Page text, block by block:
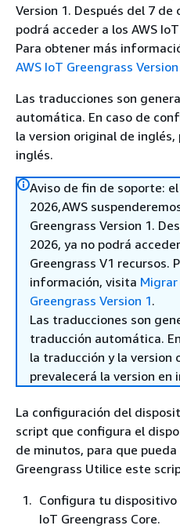
Version 1. Después del 7 de
podrá acceder a los AWS
Para obtener más
AWS IoT Greengrass Version
Las traducciones son
automática. En caso de
la version original de inglés,
inglés.
Aviso de fin de soporte:
2026,AWS
Greengrass Version 1.
2026, ya no podrá
Greengrass V1 recursos.
información, visita Migrar
Greengrass Version 1.
Las traducciones son
traducción automática.
la traducción y la version
prevalecerá la version en
La configuración del
script que configura el
de minutos, para que pueda
Greengrass Utilice este
Configura tu
IoT Greengrass Core.